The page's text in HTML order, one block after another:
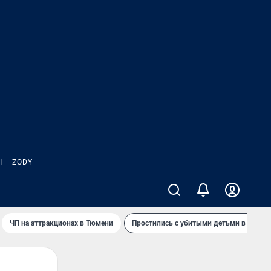
ZODY
ЧП на аттракционах в Тюмени Простились с убитыми детьми в